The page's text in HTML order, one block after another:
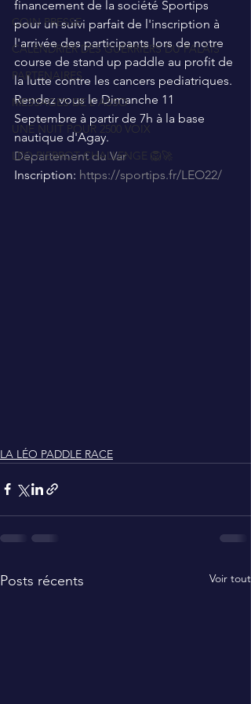
COIN PRESSE
CALENDRIER DES GUERRIERS DU PALAIS
PARTENAIRES
MESSAGES DE L'ASSO
UNE NUIT POUR 2500 VOIX
LEO PIERROT CHALLENGE 🦁🚀
financement de la société Sportips
pour un suivi parfait de l'inscription à
l'arrivée des participants lors de notre
course de stand up paddle au profit de
la lutte contre les cancers pediatriques.
Rendez vous le Dimanche 11
Septembre à partir de 7h à la base
nautique d'Agay.
Département du Var
Inscription: https://sportips.fr/LEO22/
LA LÉO PADDLE RACE
Posts récents Voir tout